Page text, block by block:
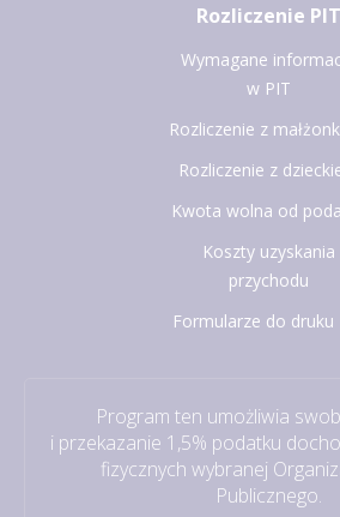
Rozliczenie PIT
Wymagane
w PIT
Rozliczenie z
Rozliczenie z
Kwota wolna od
Koszty uzyskania
przychodu
Formularze do druku
Program ten umożliwia
i przekazanie 1,5% podatku
fizycznych wybranej
Publicznego.